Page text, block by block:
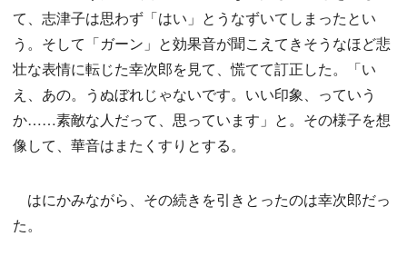
て、志津子は思わず「はい」とうなずいてしまったとい
う。そして「ガーン」と効果音が聞こえてきそうなほど悲
壮な表情に転じた幸次郎を見て、慌てて訂正した。「い
え、あの。うぬぼれじゃないです。いい印象、っていう
か……素敵な人だって、思っています」と。その様子を想
像して、華音はまたくすりとする。
はにかみながら、その続きを引きとったのは幸次郎だっ
た。